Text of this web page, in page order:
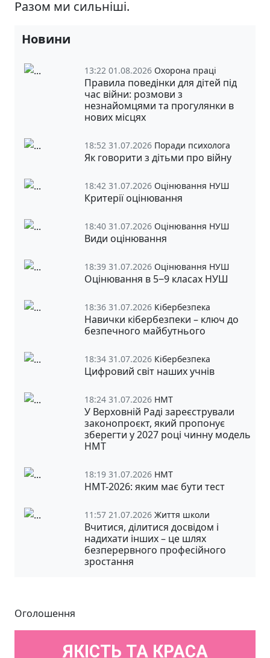
Разом ми сильніші.
Новини
13:22 01.08.2026 Охорона праці
Правила поведінки для дітей під
час війни: розмови з
незнайомцями та прогулянки в
нових місцях
18:52 31.07.2026 Поради психолога
Як говорити з дітьми про війну
18:42 31.07.2026 Оцінювання НУШ
Критерії оцінювання
18:40 31.07.2026 Оцінювання НУШ
Види оцінювання
18:39 31.07.2026 Оцінювання НУШ
Оцінювання в 5‒9 класах НУШ
18:36 31.07.2026 Кібербезпека
Навички кібербезпеки – ключ до
безпечного майбутнього
18:34 31.07.2026 Кібербезпека
Цифровий світ наших учнів
18:24 31.07.2026 НМТ
У Верховній Раді зареєстрували
законопроєкт, який пропонує
зберегти у 2027 році чинну модель
НМТ
18:19 31.07.2026 НМТ
НМТ-2026: яким має бути тест
11:57 21.07.2026 Життя школи
Вчитися, ділитися досвідом і
надихати інших – це шлях
безперервного професійного
зростання
Оголошення